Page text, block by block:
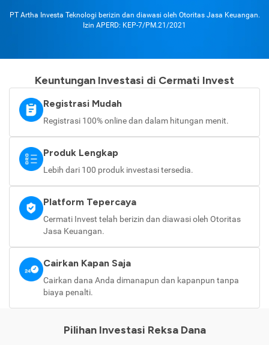
PT Artha Investa Teknologi berizin dan diawasi oleh Otoritas Jasa Keuangan.
Izin APERD: KEP-7/PM.21/2021
Keuntungan Investasi di Cermati Invest
Registrasi Mudah
Registrasi 100% online dan dalam hitungan menit.
Produk Lengkap
Lebih dari 100 produk investasi tersedia.
Platform Tepercaya
Cermati Invest telah berizin dan diawasi oleh Otoritas
Jasa Keuangan.
Cairkan Kapan Saja
Cairkan dana Anda dimanapun dan kapanpun tanpa
biaya penalti.
Pilihan Investasi Reksa Dana